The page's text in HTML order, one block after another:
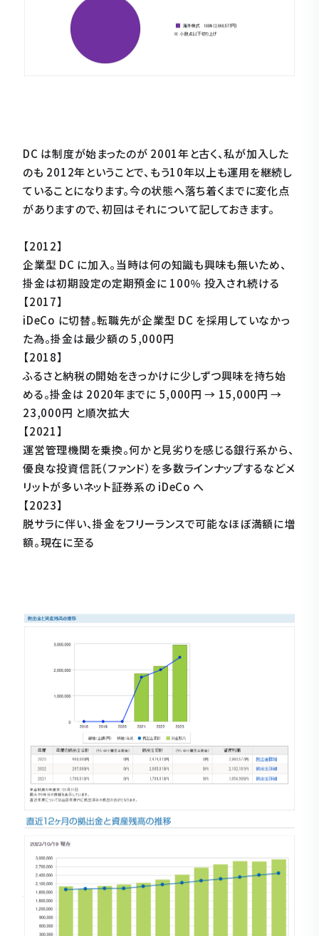
DC は制度が始まったのが 2001年と古く、私が加入した
のも 2012年ということで、もう10年以上も運用を継続し
ていることになります。今の状態へ落ち着くまでに変化点
がありますので、初回はそれについて記しておきます。
【2012】
企業型 DC に加入。当時は何の知識も興味も無いため、
掛金は初期設定の定期預金に 100％ 投入され続ける
【2017】
iDeCo に切替。転職先が企業型 DC を採用していなかっ
た為。掛金は最少額の 5,000円
【2018】
ふるさと納税の開始をきっかけに少しずつ興味を持ち始
める。掛金は 2020年までに 5,000円 → 15,000円 →
23,000円 と順次拡大
【2021】
運営管理機関を乗換。何かと見劣りを感じる銀行系から、
優良な投資信託（ファンド）を多数ラインナップするなどメ
リットが多いネット証券系の iDeCo へ
【2023】
脱サラに伴い、掛金をフリーランスで可能なほぼ満額に増
額。現在に至る